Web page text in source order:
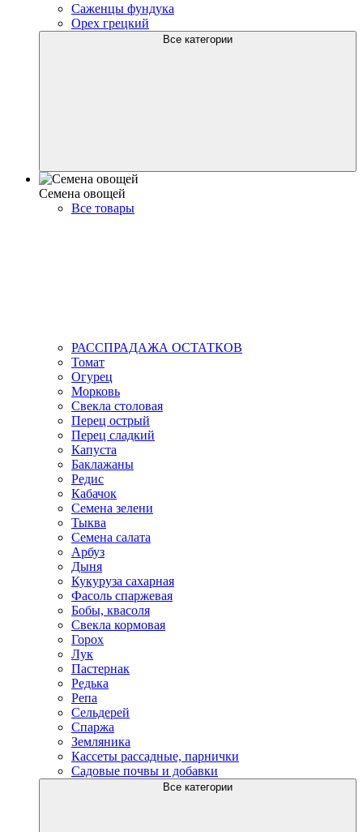
Саженцы фундука
Орех грецкий
Все категории
Семена овощей
Все товары
РАССПРАДАЖА ОСТАТКОВ
Томат
Огурец
Морковь
Свекла столовая
Перец острый
Перец сладкий
Капуста
Баклажаны
Редис
Кабачок
Семена зелени
Тыква
Семена салата
Арбуз
Дыня
Кукуруза сахарная
Фасоль спаржевая
Бобы, квасоля
Свекла кормовая
Горох
Лук
Пастернак
Редька
Репа
Сельдерей
Спаржа
Земляника
Кассеты рассадные, парнички
Садовые почвы и добавки
Все категории